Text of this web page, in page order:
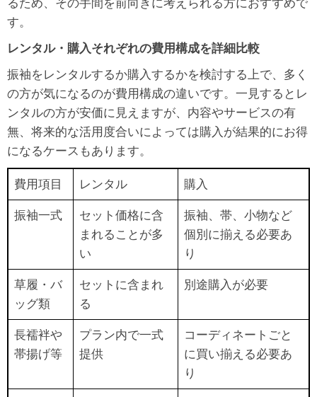
るため、その手間を前向きに考えられる方におすすめで
す。
レンタル・購入それぞれの費用構成を詳細比較
振袖をレンタルするか購入するかを検討する上で、多く
の方が気になるのが費用構成の違いです。一見するとレ
ンタルの方が安価に見えますが、内容やサービスの有
無、将来的な活用度合いによっては購入が結果的にお得
になるケースもあります。
費用項目 レンタル 購入
振袖一式
セット価格に含
まれることが多
い
振袖、帯、小物など
個別に揃える必要あ
り
草履・バ
ッグ類
セットに含まれ
る
別途購入が必要
長襦袢や
帯揚げ等
プラン内で一式
提供
コーディネートごと
に買い揃える必要あ
り